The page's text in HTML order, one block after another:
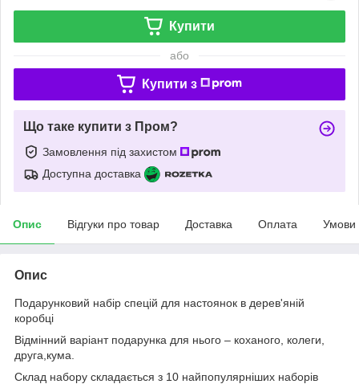
Купити
або
Купити з
Що таке купити з Пром?
Замовлення під захистом
Доступна доставка
Опис Відгуки про товар Доставка Оплата Умови
Опис
Подарунковий набір спецій для настоянок в дерев'яній
коробці
Відмінний варіант подарунка для нього – коханого, колеги,
друга,кума.
Склад набору складається з 10 найпопулярніших наборів